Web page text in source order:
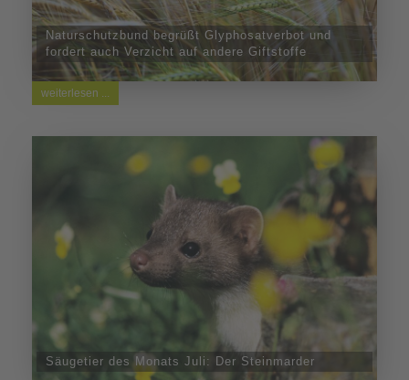
Naturschutzbund begrüßt Glyphosatverbot und
fordert auch Verzicht auf andere Giftstoffe
weiterlesen ...
Säugetier des Monats Juli: Der Steinmarder